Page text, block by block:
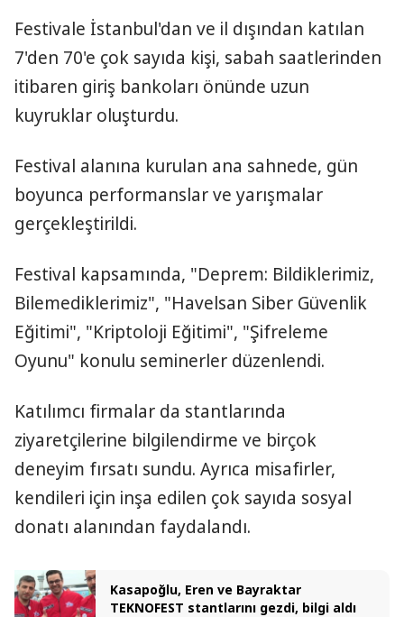
Festivale İstanbul'dan ve il dışından katılan
7'den 70'e çok sayıda kişi, sabah saatlerinden
itibaren giriş bankoları önünde uzun
kuyruklar oluşturdu.
Festival alanına kurulan ana sahnede, gün
boyunca performanslar ve yarışmalar
gerçekleştirildi.
Festival kapsamında, "Deprem: Bildiklerimiz,
Bilemediklerimiz", "Havelsan Siber Güvenlik
Eğitimi", "Kriptoloji Eğitimi", "Şifreleme
Oyunu" konulu seminerler düzenlendi.
Katılımcı firmalar da stantlarında
ziyaretçilerine bilgilendirme ve birçok
deneyim fırsatı sundu. Ayrıca misafirler,
kendileri için inşa edilen çok sayıda sosyal
donatı alanından faydalandı.
Kasapoğlu, Eren ve Bayraktar
TEKNOFEST stantlarını gezdi, bilgi aldı